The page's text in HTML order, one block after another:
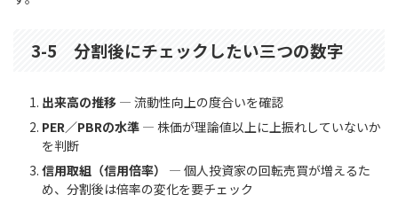
3-5 分割後にチェックしたい三つの数字
出来高の推移 ― 流動性向上の度合いを確認
PER／PBRの水準 ― 株価が理論値以上に上振れしていないか
を判断
信用取組（信用倍率）
― 個人投資家の回転売買が増えるた
め、分割後は倍率の変化を要チェック